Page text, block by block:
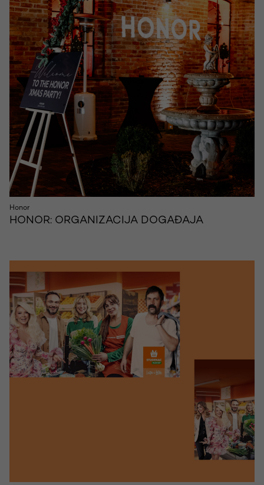
Honor
HONOR: ORGANIZACIJA DOGAĐAJA